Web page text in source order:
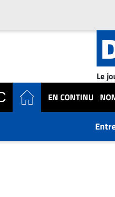
Le
EN CONTINU